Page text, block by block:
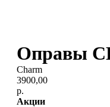
Оправы
Charm
3900,00
р.
Акции